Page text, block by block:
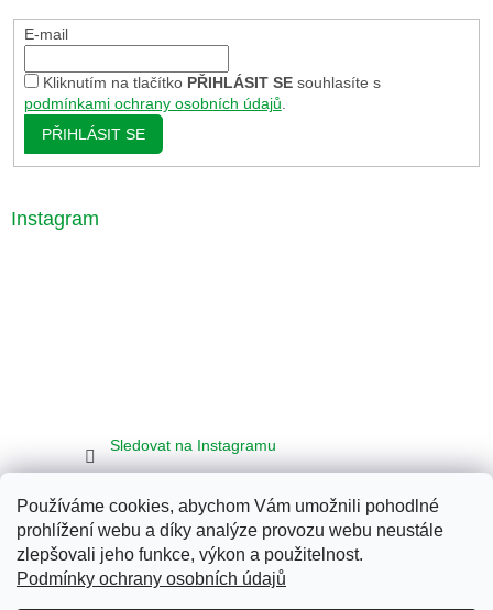
Používáme cookies, abychom Vám umožnili pohodlné
prohlížení webu a díky analýze provozu webu neustále
zlepšovali jeho funkce, výkon a použitelnost.
Podmínky ochrany osobních údajů
E-mail
Kliknutím na tlačítko PŘIHLÁSIT SEsouhlasíte s
podmínkami ochrany osobních údajů.
PŘIHLÁSIT SE
Instagram
Sledovat na Instagramu
Seznam Google Bing